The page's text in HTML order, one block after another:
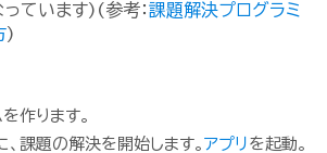
ています)(参考：課題解決プログラミ
)
作ります。
課題の解決を開始します。 アプリ を起動。